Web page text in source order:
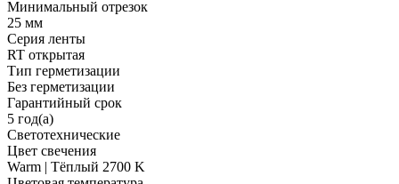
Минимальный отрезок
25 мм
Серия ленты
RT открытая
Тип герметизации
Без герметизации
Гарантийный срок
5 год(а)
Светотехнические
Цвет свечения
Warm | Тёплый 2700 K